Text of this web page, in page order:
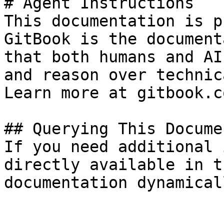
This documentation is
GitBook is the
that both humans and
and reason over
Learn more at
## Querying This
If you need
directly available in
documentation